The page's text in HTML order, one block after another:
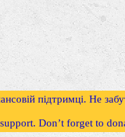
підтримці. Не
Don’t forget to